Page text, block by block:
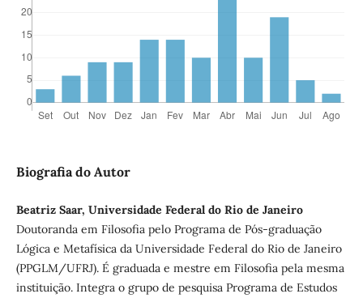
Biografia do Autor
Beatriz Saar, Universidade Federal do Rio de Janeiro
Doutoranda em Filosofia pelo Programa de Pós-graduação
Lógica e Metafísica da Universidade Federal do Rio de Janeiro
(PPGLM/UFRJ). É graduada e mestre em Filosofia pela mesma
instituição. Integra o grupo de pesquisa Programa de Estudos